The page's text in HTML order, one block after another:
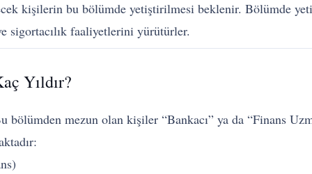
kişilerin bu bölümde yetiştirilmesi beklenir. Bölümde
sigortacılık faaliyetlerini yürütürler.
Yıldır?
mezun olan kişiler “Bankacı” ya da “Finans